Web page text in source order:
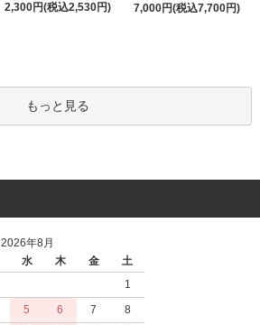
2,300円(税込2,530円)
7,000円(税込7,700円)
もっと見る
2026年8月
水 木 金
土
1
5 6 7
8